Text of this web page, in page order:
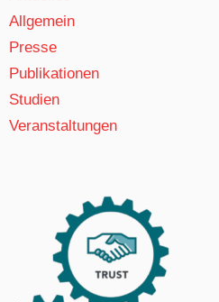
Allgemein
Presse
Publikationen
Studien
Veranstaltungen